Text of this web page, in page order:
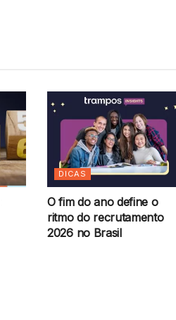
DICAS
O fim do ano define o
ritmo do recrutamento
2026 no Brasil